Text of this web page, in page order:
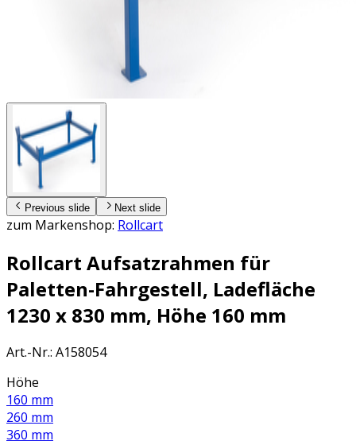
Previous slide Next slide
zum Markenshop: Rollcart
Rollcart Aufsatzrahmen für
Paletten-Fahrgestell, Ladefläche
1230 x 830 mm, Höhe 160 mm
Art.-Nr.: A158054
Höhe
160 mm
260 mm
360 mm